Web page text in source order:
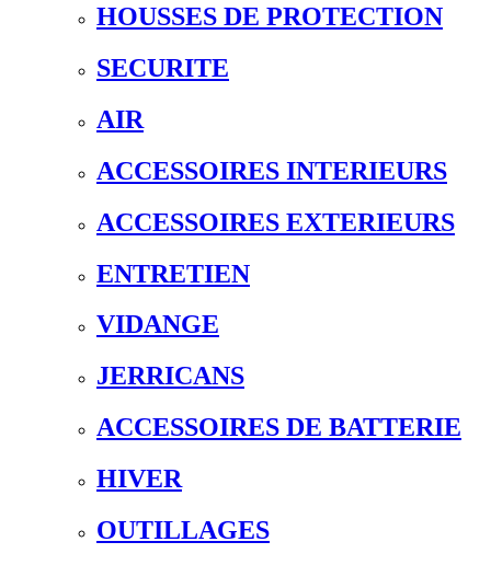
HOUSSES DE PROTECTION
SECURITE
AIR
ACCESSOIRES INTERIEURS
ACCESSOIRES EXTERIEURS
ENTRETIEN
VIDANGE
JERRICANS
ACCESSOIRES DE BATTERIE
HIVER
OUTILLAGES